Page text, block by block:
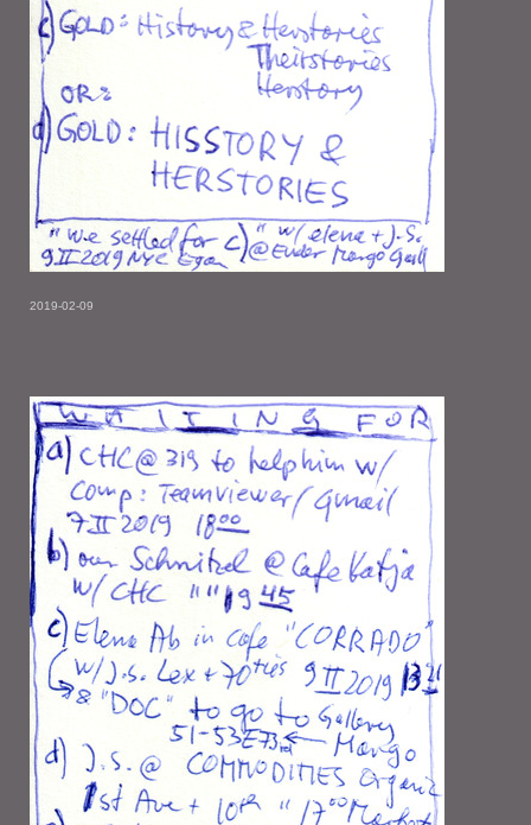
2019-02-09